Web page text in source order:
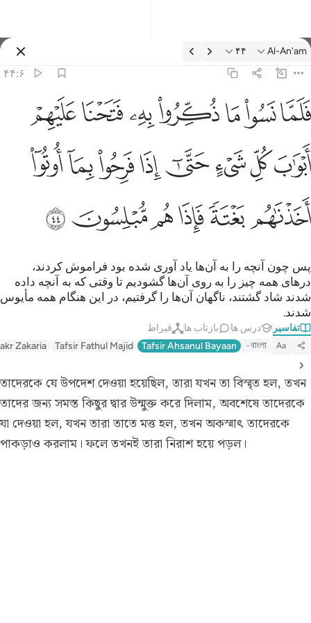
تفسیر: Al-An'am ۴۴:۶
Al-An'am ۴۴
۴۴:۶
فلما نسوا ما ذكروا به فتحنا عليهم ابواب كل شيء حتى اذا فرحوا بما
فَلَمَّا نَسُوا۟ مَا ذُكِّرُوا۟ بِهِۦ فَتَحْنَا عَلَيْهِمْ أَبْوَٰبَ كُلِّ شَىْءٍ حَتَّىٰٓ إِذَا
ﳇﳈﳉﳊﳋﳌﳍ
ﳎﳏﳐﳑﳒﳓﳔﳕ
ﳖﳗﳘﳙﳚﳛ
پس چون آنچه را به آن‌ها یاد آوری شده بود فراموش کردند،
درهای همه چیز را به روی آن‌ها گشودیم تا وقتی که به آنچه داده
شدند شاد گشتند، ناگهان آن‌ها را گرفتیم، در این هنگام همه مأیوس
شدند.
تفاسیر درس ها بازتاب ها قیراط
Aa
বাংলা
Tafsir Ahsanul Bayaan
Tafsir Fathul Majid
Zakaria
তাদেরকে যে উপদেশ দেওয়া হয়েছিল, তারা যখন তা বিস্মৃত হল, তখন
তাদের জন্য সমস্ত কিছুর দ্বার উন্মুক্ত করে দিলাম, অবশেষে তাদেরকে
যা দেওয়া হল, যখন তারা তাতে মত্ত হল, তখন অকস্মাৎ তাদেরকে
পাকড়াও করলাম। ফলে তখনই তারা নিরাশ হয়ে পড়ল।